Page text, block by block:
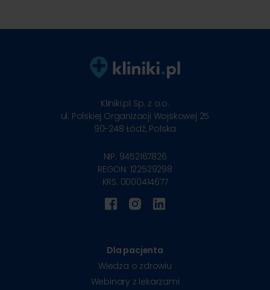
Kliniki.pl Sp. z o.o.
ul. Polskiej Organizacji Wojskowej 25
90-248 Łódź, Polska
NIP: 9452167826
REGON: 122529298
KRS: 0000414677
Dla pacjenta
Wiedza o zdrowiu
Webinary z lekarzami